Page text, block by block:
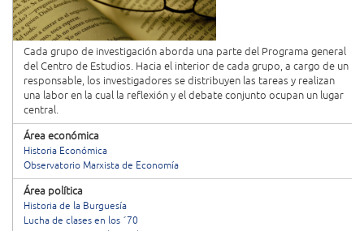
Cada grupo de investigación aborda una parte del Programa general
del Centro de Estudios. Hacia el interior de cada grupo, a cargo de un
responsable, los investigadores se distribuyen las tareas y realizan
una labor en la cual la reflexión y el debate conjunto ocupan un lugar
central.
Área económica
Historia Económica
Observatorio Marxista de Economía
Área política
Historia de la Burguesía
Lucha de clases en los ´70